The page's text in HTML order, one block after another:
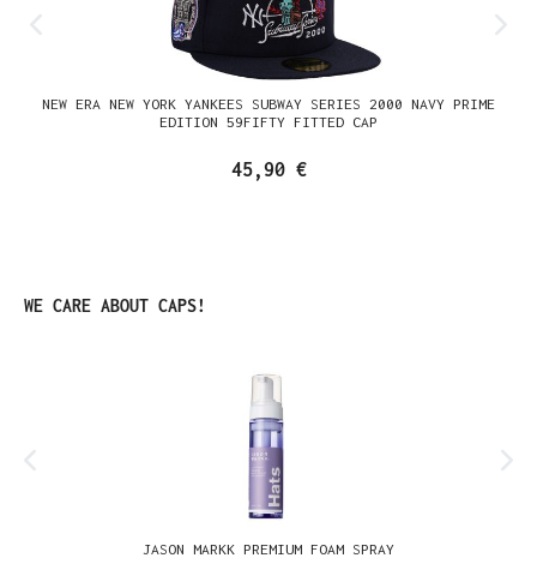
NEW ERA NEW YORK YANKEES SUBWAY SERIES 2000 NAVY PRIME
EDITION 59FIFTY FITTED CAP
45,90 €
Produktgalerie überspringen
WE CARE ABOUT CAPS!
JASON MARKK PREMIUM FOAM SPRAY